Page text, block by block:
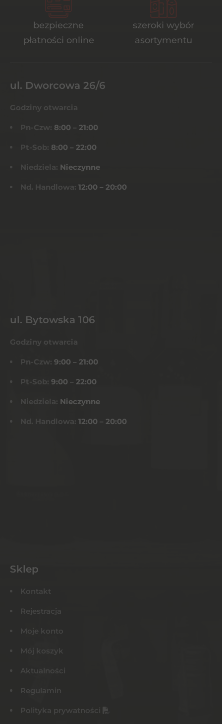
bezpieczne
płatności online
szeroki wybór
asortymentu
ul. Dworcowa 26/6
Godziny otwarcia
Pn-Czw: 8:00 – 21:00
Pt-Sob: 8:00 – 22:00
Niedziela: Nieczynne
Nd. Handlowa: 12:00 – 20:00
ul. Bytowska 106
Godziny otwarcia
Pn-Czw: 9:00 – 21:00
Pt-Sob: 9:00 – 22:00
Niedziela: Nieczynne
Nd. Handlowa: 12:00 – 20:00
Sklep
Kontakt
Rejestracja
Moje konto
Mój koszyk
Aktualności
Regulamin
Polityka prywatności